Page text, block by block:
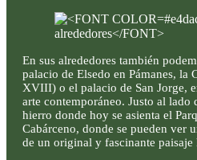
En sus alrededores también
palacio de Elsedo en Pámanes, la
XVIII) o el palacio de San Jorge,
arte contemporáneo. Justo al lado
hierro donde hoy se asienta el
Cabárceno, donde se pueden ver
de un original y fascinante paisaje